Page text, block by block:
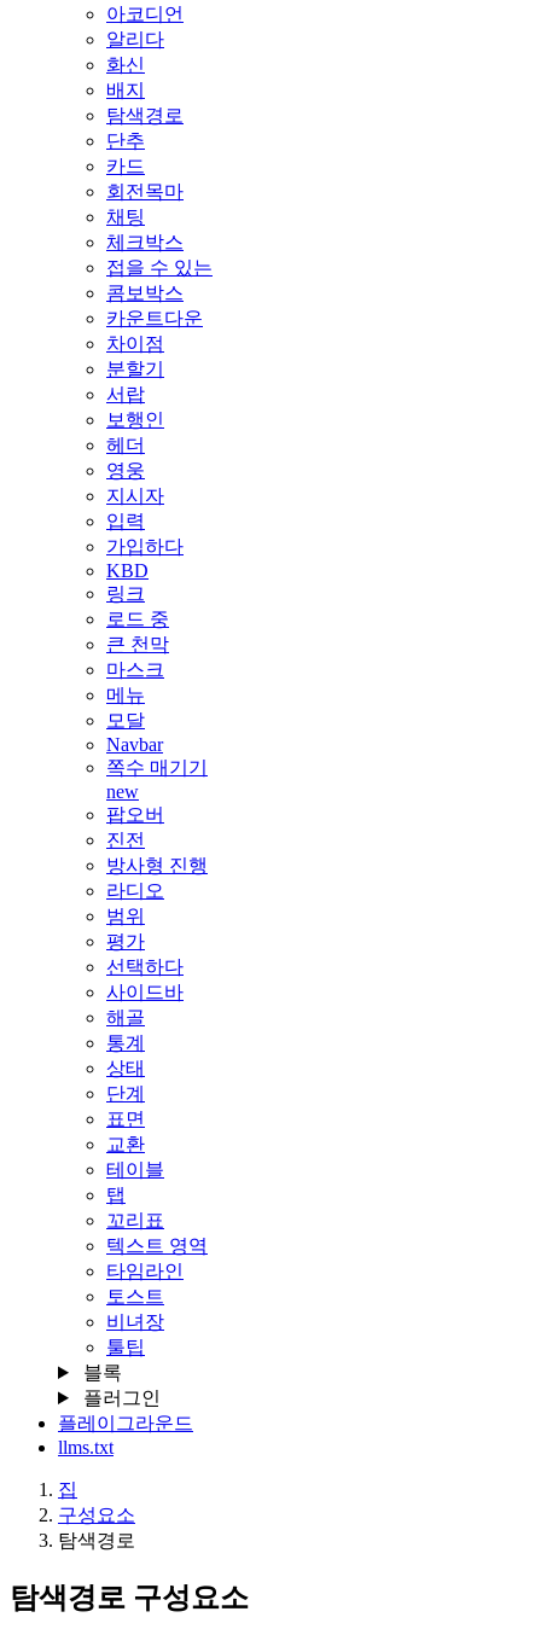
아코디언
알리다
화신
배지
탐색경로
단추
카드
회전목마
채팅
체크박스
접을 수 있는
콤보박스
카운트다운
차이점
분할기
서랍
보행인
헤더
영웅
지시자
입력
가입하다
KBD
링크
로드 중
큰 천막
마스크
메뉴
모달
Navbar
쪽수 매기기
new
팝오버
진전
방사형 진행
라디오
범위
평가
선택하다
사이드바
해골
통계
상태
단계
표면
교환
테이블
탭
꼬리표
텍스트 영역
타임라인
토스트
비녀장
툴팁
블록
플러그인
플레이그라운드
llms.txt
집
구성요소
탐색경로
탐색경로 구성요소